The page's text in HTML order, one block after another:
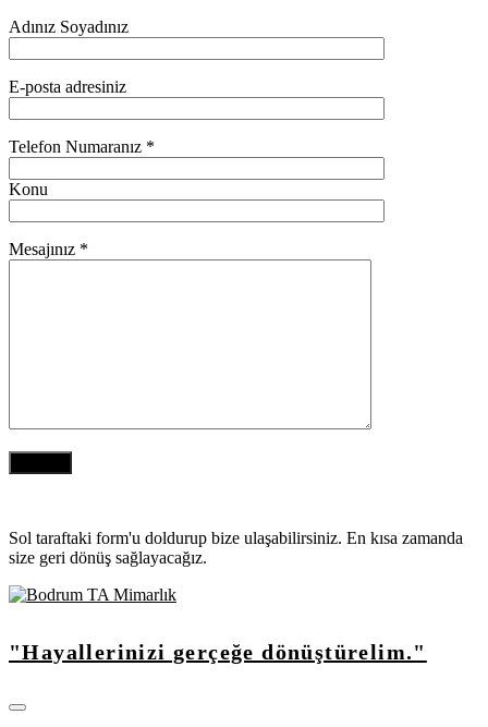
Adınız Soyadınız
E-posta adresiniz
Telefon Numaranız *
Konu
Mesajınız *
Sol taraftaki form'u doldurup bize ulaşabilirsiniz. En kısa zamanda
size geri dönüş sağlayacağız.
"Hayallerinizi gerçeğe dönüştürelim."